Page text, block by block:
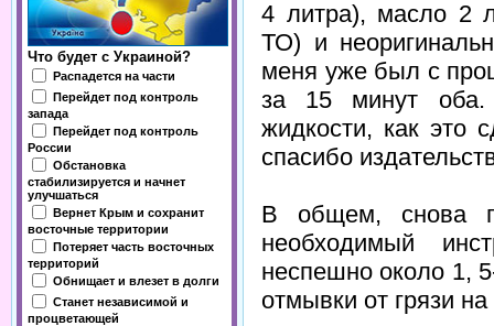
Что будет с Украиной?
Распадется на части
Перейдет под контроль
запада
Перейдет под контроль
России
Обстановка
стабилизируется и начнет
улучшаться
Вернет Крым и сохранит
восточные территории
Потеряет часть восточных
территорий
Обнищает и влезет в долги
Станет независимой и
процветающей
4 литра), масло 2
ТО) и
меня уже был с
за 15 минут оба.
жидкости, как это
спасибо
В общем, снова
необходимый
неспешно около 1,
отмывки от грязи